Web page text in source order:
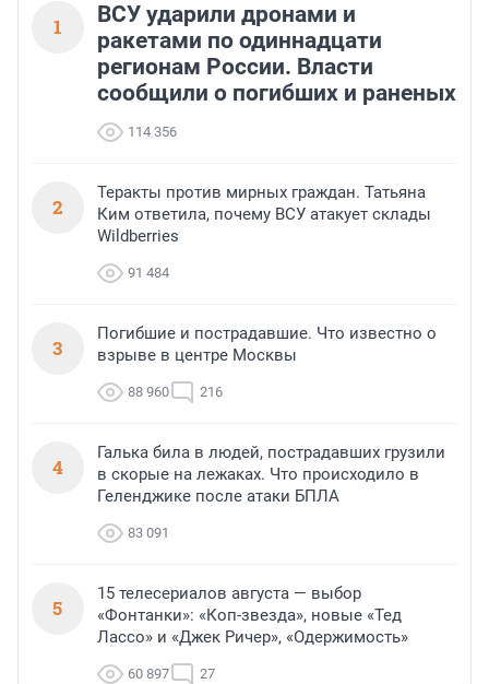
1
ВСУ ударили дронами и
ракетами по одиннадцати
регионам России. Власти
сообщили о погибших и раненых
114 356
2
Теракты против мирных граждан. Татьяна
Ким ответила, почему ВСУ атакует склады
Wildberries
91 484
3
Погибшие и пострадавшие. Что известно о
взрыве в центре Москвы
88 960 216
4
Галька била в людей, пострадавших грузили
в скорые на лежаках. Что происходило в
Геленджике после атаки БПЛА
83 091
5
15 телесериалов августа — выбор
«Фонтанки»: «Коп-звезда», новые «Тед
Лассо» и «Джек Ричер», «Одержимость»
60 897 27